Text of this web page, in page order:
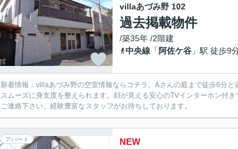
villaあづみ野 102
過去掲載物件
/築35年 /2階建
中央線 「 阿佐ケ谷 」駅 徒歩9
新着情報：villaあづみ野の空室情報ならコチラ。Aさんの庭まで徒歩6分
スムーズに身支度を整えられます。顔が見える安心のTVインターホン付
ご連絡下さい。経験豊富なスタッフがお待ちしております。
アパート NEW